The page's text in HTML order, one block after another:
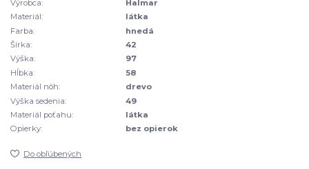
Výrobca:
Halmar
Materiál:
látka
Farba:
hnedá
Šírka:
42
Výška:
97
Hĺbka:
58
Materiál nôh:
drevo
Výška sedenia:
49
Materiál poťahu:
látka
Opierky:
bez opierok
Do obľúbených